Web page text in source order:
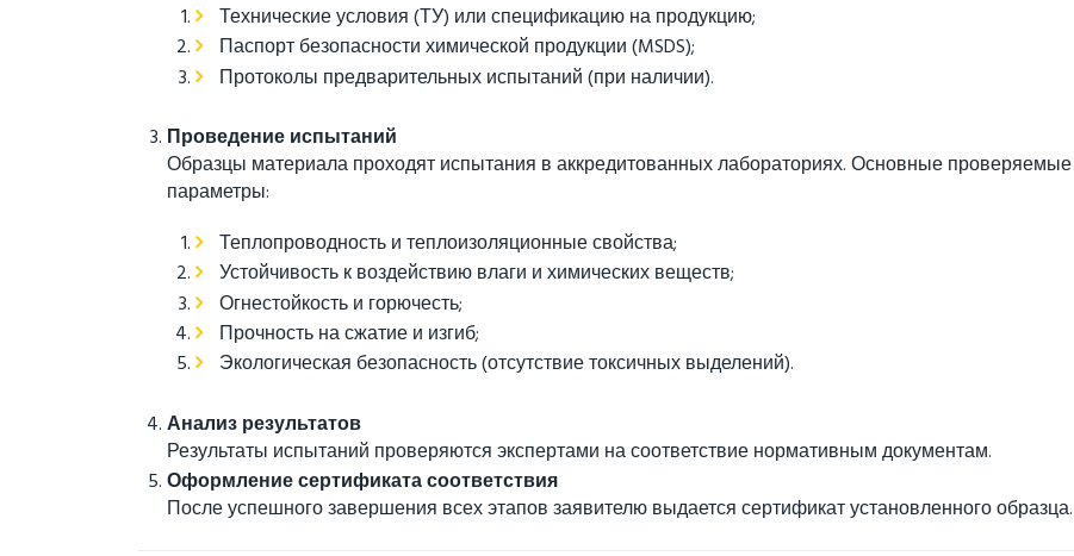
Технические условия (ТУ) или спецификацию на продукцию;
Паспорт безопасности химической продукции (MSDS);
Протоколы предварительных испытаний (при наличии).
Проведение испытаний
Образцы материала проходят испытания в аккредитованных лабораториях. Основные проверяемые
параметры:
Теплопроводность и теплоизоляционные свойства;
Устойчивость к воздействию влаги и химических веществ;
Огнестойкость и горючесть;
Прочность на сжатие и изгиб;
Экологическая безопасность (отсутствие токсичных выделений).
Анализ результатов
Результаты испытаний проверяются экспертами на соответствие нормативным документам.
Оформление сертификата соответствия
После успешного завершения всех этапов заявителю выдается сертификат установленного образца.